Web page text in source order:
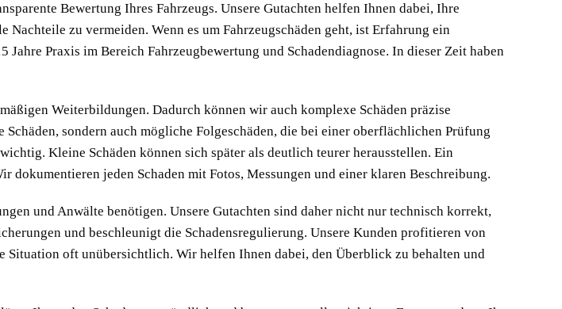
Bewertung Ihres Fahrzeugs. Unsere Gutachten helfen Ihnen dabei, Ihre
zu vermeiden. Wenn es um Fahrzeugschäden geht, ist Erfahrung ein
Praxis im Bereich Fahrzeugbewertung und Schadendiagnose. In dieser Zeit haben
Weiterbildungen. Dadurch können wir auch komplexe Schäden präzise
sondern auch mögliche Folgeschäden, die bei einer oberflächlichen Prüfung
Kleine Schäden können sich später als deutlich teurer herausstellen. Ein
dokumentieren jeden Schaden mit Fotos, Messungen und einer klaren Beschreibung.
und Anwälte benötigen. Unsere Gutachten sind daher nicht nur technisch korrekt,
und beschleunigt die Schadensregulierung. Unsere Kunden profitieren von
oft unübersichtlich. Wir helfen Ihnen dabei, den Überblick zu behalten und